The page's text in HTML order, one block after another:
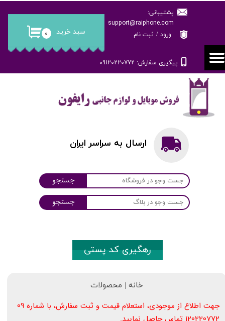
پشتیبانی:
support@raiphone.com
پیگیری سفارش: 09120220772
۰ سبد خرید ورود / ثبت نام
حساب کاربری من
تغییر گذر واژه
سفارشات
خروج از حساب کاربری
جستجو
جستجو
ارسال به سراسر ایران
رهگیری کد پستی
خانه | محصولات
جهت اطلاع از موجودی، استعلام قیمت و ثبت سفارش، با شماره 09​​​​​​​